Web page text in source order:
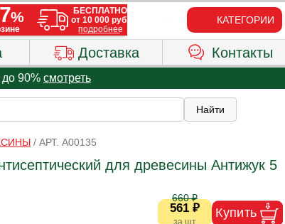
КАТЕГОРИИ
Доставка Контакты
до 90% смотреть
/ АРТ. A00135
для древесины Антижук 5
561 ₽
660 ₽